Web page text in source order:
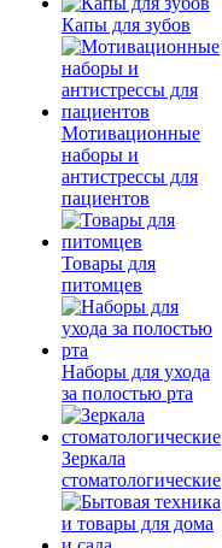
Капы для зубов
Мотивационные
наборы и
антистрессы для
пациентов
Товары для
питомцев
Наборы для ухода
за полостью рта
Зеркала
стоматологические